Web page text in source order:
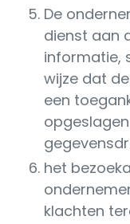
De
dienst aan
informatie,
wijze dat
een
het
klachten